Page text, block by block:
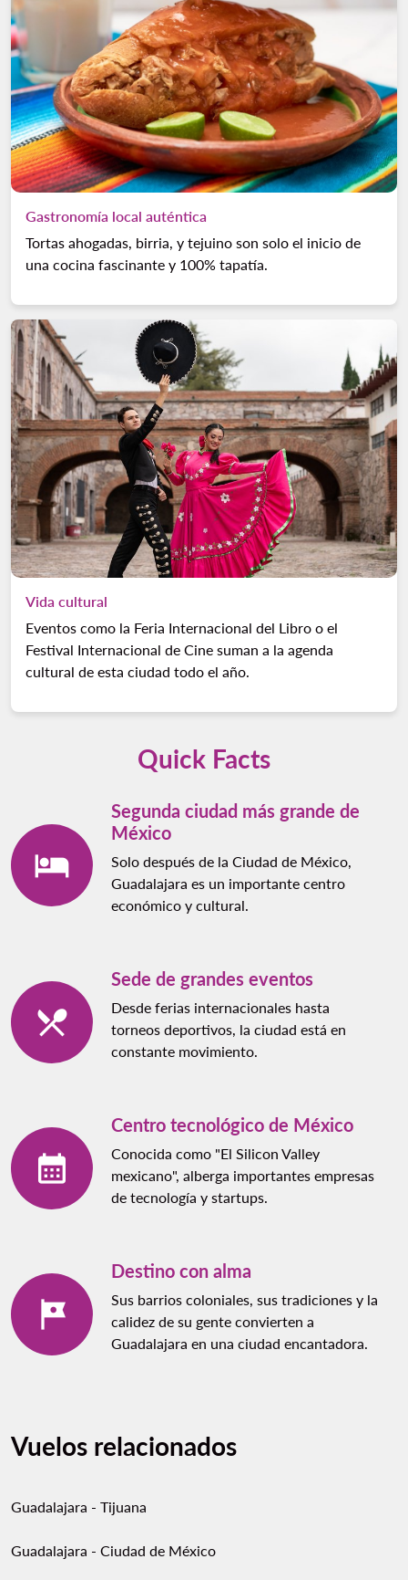
Gastronomía local auténtica
Tortas ahogadas, birria, y tejuino son solo el inicio de
una cocina fascinante y 100% tapatía.
Vida cultural
Eventos como la Feria Internacional del Libro o el
Festival Internacional de Cine suman a la agenda
cultural de esta ciudad todo el año.
Quick Facts
Segunda ciudad más grande de
México
Solo después de la Ciudad de México,
Guadalajara es un importante centro
económico y cultural.
Sede de grandes eventos
Desde ferias internacionales hasta
torneos deportivos, la ciudad está en
constante movimiento.
Centro tecnológico de México
Conocida como "El Silicon Valley
mexicano", alberga importantes empresas
de tecnología y startups.
Destino con alma
Sus barrios coloniales, sus tradiciones y la
calidez de su gente convierten a
Guadalajara en una ciudad encantadora.
Vuelos relacionados
Guadalajara - Tijuana
Guadalajara - Ciudad de México